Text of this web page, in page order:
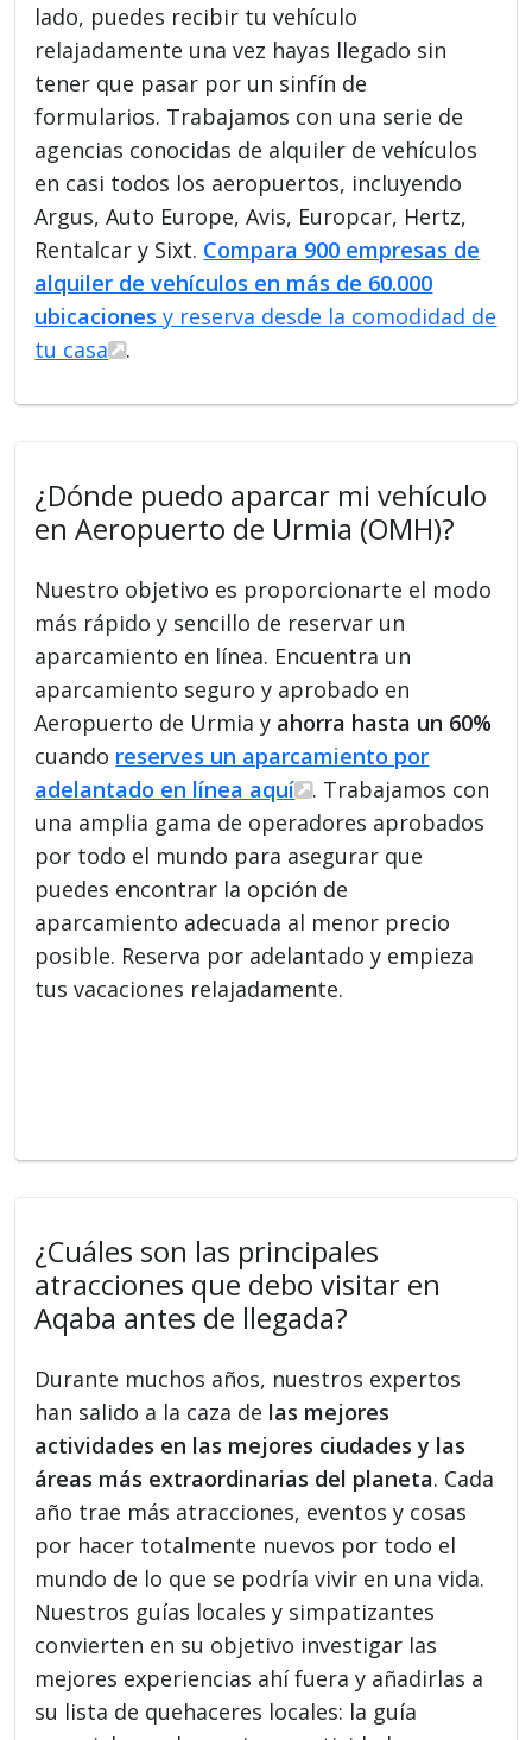
lado, puedes recibir tu vehículo
relajadamente una vez hayas llegado sin
tener que pasar por un sinfín de
formularios. Trabajamos con una serie de
agencias conocidas de alquiler de vehículos
en casi todos los aeropuertos, incluyendo
Argus, Auto Europe, Avis, Europcar, Hertz,
Rentalcar y Sixt. Compara 900 empresas de
alquiler de vehículos en más de 60.000
ubicaciones y reserva desde la comodidad de
tu casa
.
¿Dónde puedo aparcar mi vehículo
en Aeropuerto de Urmia (OMH)?
Nuestro objetivo es proporcionarte el modo
más rápido y sencillo de reservar un
aparcamiento en línea. Encuentra un
aparcamiento seguro y aprobado en
Aeropuerto de Urmia y ahorra hasta un 60%
cuando reserves un aparcamiento por
adelantado en línea aquí
. Trabajamos con
una amplia gama de operadores aprobados
por todo el mundo para asegurar que
puedes encontrar la opción de
aparcamiento adecuada al menor precio
posible. Reserva por adelantado y empieza
tus vacaciones relajadamente.
¿Cuáles son las principales
atracciones que debo visitar en
Aqaba antes de llegada?
Durante muchos años, nuestros expertos
han salido a la caza de las mejores
actividades en las mejores ciudades y las
áreas más extraordinarias del planeta. Cada
año trae más atracciones, eventos y cosas
por hacer totalmente nuevos por todo el
mundo de lo que se podría vivir en una vida.
Nuestros guías locales y simpatizantes
convierten en su objetivo investigar las
mejores experiencias ahí fuera y añadirlas a
su lista de quehaceres locales: la guía